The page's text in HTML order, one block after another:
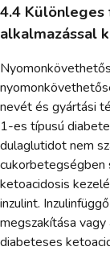
4.4
alkalmazással
nevét és gyártási
1-es típusú
dulaglutidot nem
ketoacidosis
inzulint.
megszakítása
diabeteses